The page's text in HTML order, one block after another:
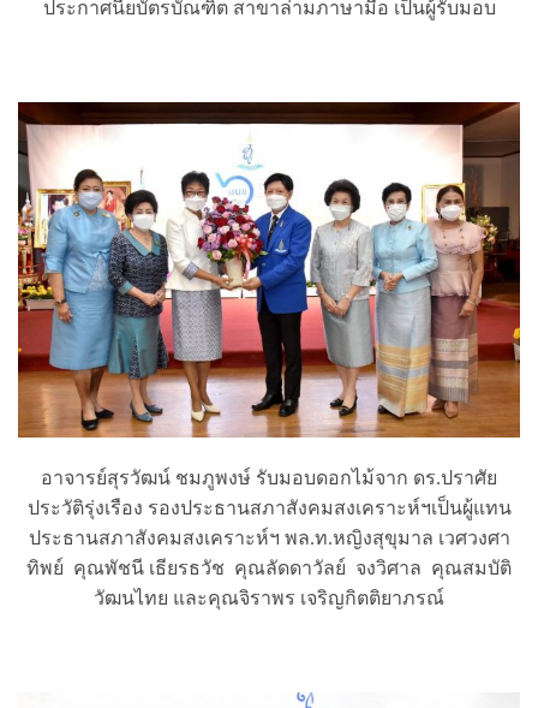
ประกาศนียบัตรบัณฑิต สาขาล่ามภาษามือ เป็นผู้รับมอบ
อาจารย์สุรวัฒน์ ชมภูพงษ์ รับมอบดอกไม้จาก ดร.ปราศัย
ประวัติรุ่งเรือง รองประธานสภาสังคมสงเคราะห์ฯเป็นผู้แทน
ประธานสภาสังคมสงเคราะห์ฯ พล.ท.หญิงสุขุมาล เวศวงศา
ทิพย์ คุณพัชนี เธียรธวัช คุณลัดดาวัลย์ จงวิศาล คุณสมบัติ
วัฒนไทย และคุณจิราพร เจริญกิตติยาภรณ์